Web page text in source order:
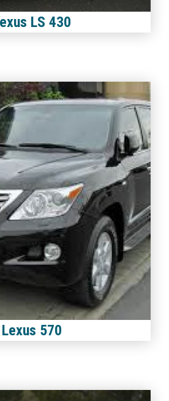
LS 430
Lexus 570